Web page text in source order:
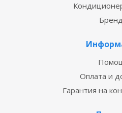
Оплата и
Гарантия на